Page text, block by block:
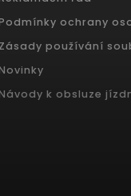
ochrany
Zásady používání
k obsluze